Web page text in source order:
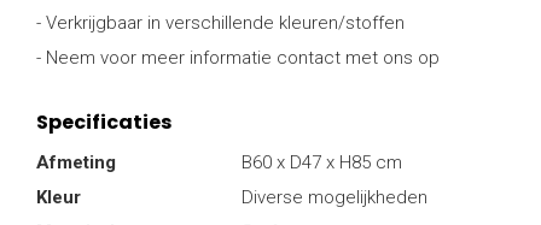
- Verkrijgbaar in verschillende kleuren/stoffen
- Neem voor meer informatie contact met ons op
Specificaties
Afmeting
B60 x D47 x H85 cm
Kleur
Diverse mogelijkheden